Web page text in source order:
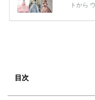
トから
目次